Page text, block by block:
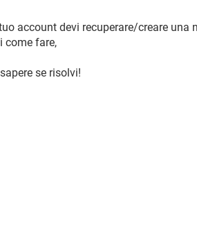
account devi recuperare/creare una
come fare,
se risolvi!